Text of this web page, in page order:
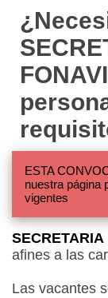
ESTA
nuestra página
vigentes
SECRETARIA
afines a las
Las vacantes